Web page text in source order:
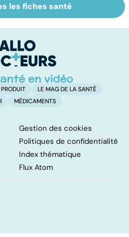
Un rhume, ça se
soigne ?
les fiches santé
LE MAG DE LA SANTÉ
MÉDICAMENTS
Gestion des cookies
Politiques de confidentialité
Index thématique
Flux Atom